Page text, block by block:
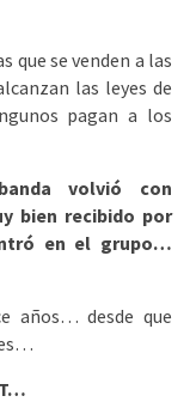
que se venden a las
las leyes de
pagan a los
volvió con
bien recibido por
en el grupo…
años… desde que